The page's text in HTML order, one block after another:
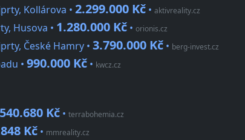
Kollárova • 2.299.000 Kč • aktivreality.cz
Husova • 1.280.000 Kč • orionis.cz
České Hamry • 3.790.000 Kč • berg-invest.cz
• 990.000 Kč • kwcz.cz
Kč • terrabohemia.cz
Kč • mmreality.cz